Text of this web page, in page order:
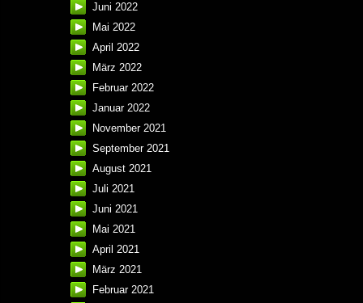
Juni 2022
Mai 2022
April 2022
März 2022
Februar 2022
Januar 2022
November 2021
September 2021
August 2021
Juli 2021
Juni 2021
Mai 2021
April 2021
März 2021
Februar 2021